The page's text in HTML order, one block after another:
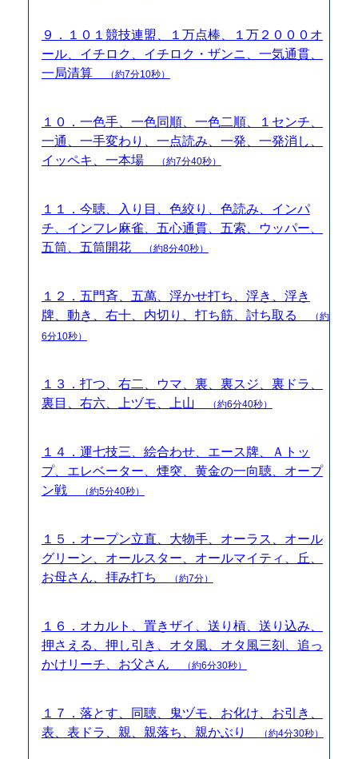
９．１０１競技連盟、１万点棒、１万２０００オ
ール、イチロク、イチロク・ザンニ、一気通貫、
一局清算
（約7分10秒）
１０．一色手、一色同順、一色二順、１センチ、
一通、一手変わり、一点読み、一発、一発消し、
イッペキ、一本場
（約7分40秒）
１１．今聴、入り目、色絞り、色読み、インパ
チ、インフレ麻雀、五心通貫、五索、ウッパー、
五筒、五筒開花
（約8分40秒）
１２．五門斉、五萬、浮かせ打ち、浮き、浮き
牌、動き、右十、内切り、打ち筋、討ち取る
（約
6分10秒）
１３．打つ、右二、ウマ、裏、裏スジ、裏ドラ、
裏目、右六、上ヅモ、上山
（約6分40秒）
１４．運七技三、絵合わせ、エース牌、Ａトッ
プ、エレベーター、煙突、黄金の一向聴、オープ
ン戦
（約5分40秒）
１５．オープン立直、大物手、オーラス、オール
グリーン、オールスター、オールマイティ、丘、
お母さん、拝み打ち
（約7分）
１６．オカルト、置きザイ、送り槓、送り込み、
押さえる、押し引き、オタ風、オタ風三刻、追っ
かけリーチ、お父さん
（約6分30秒）
１７．落とす、同聴、鬼ヅモ、お化け、お引き、
表、表ドラ、親、親落ち、親かぶり
（約4分30秒）